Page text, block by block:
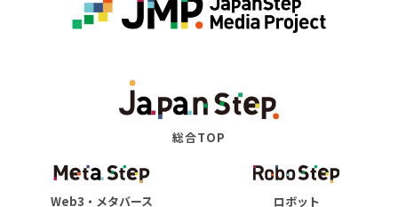
総合TOP
Web3・メタバース ロボット